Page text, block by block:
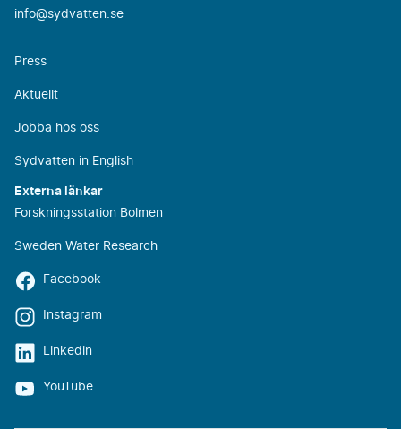
info@sydvatten.se
Press
Aktuellt
Jobba hos oss
Sydvatten in English
Externa länkar
Forskningsstation Bolmen
Sweden Water Research
Facebook
Instagram
Linkedin
YouTube